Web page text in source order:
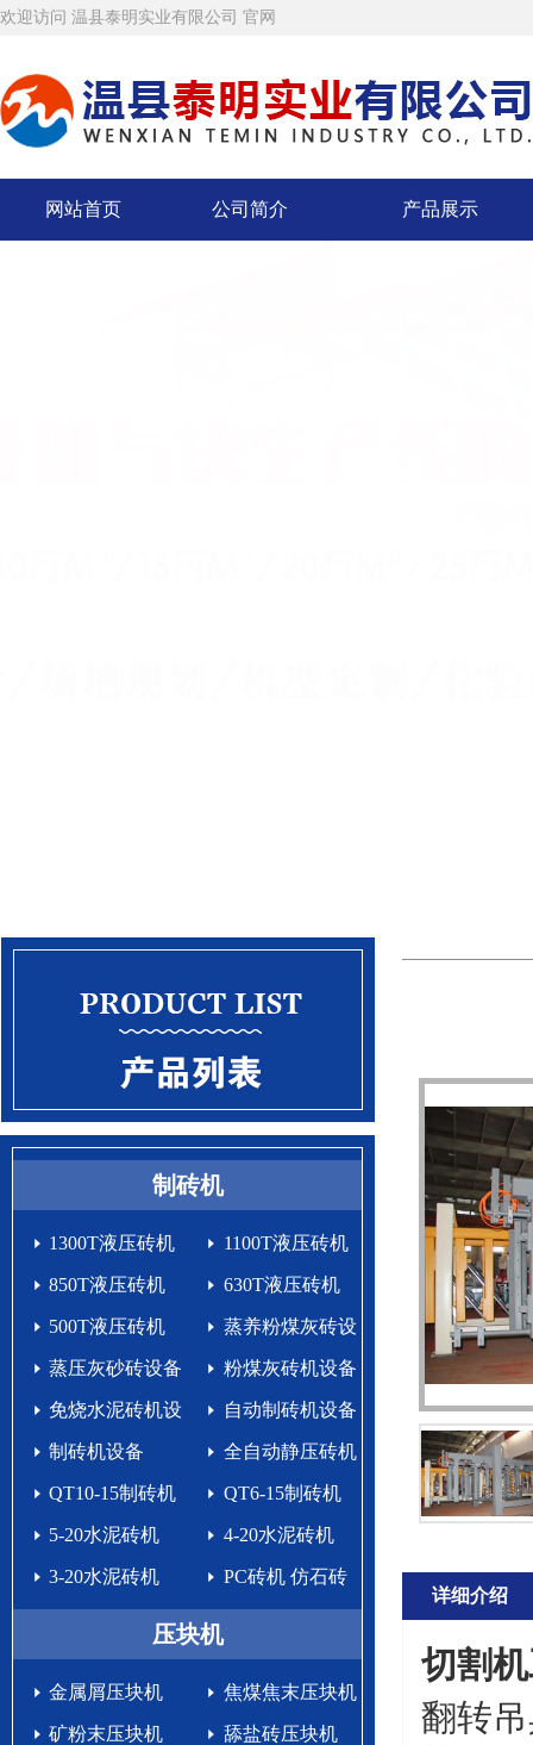
欢迎访问 温县泰明实业有限公司 官网
网站首页 公司简介 产品展示
制砖机
1300T液压砖机 1100T液压砖机
850T液压砖机 630T液压砖机
500T液压砖机 蒸养粉煤灰砖设
蒸压灰砂砖设备 粉煤灰砖机设备
免烧水泥砖机设
备生产线
自动制砖机设备
生产线
制砖机设备 全自动静压砖机
QT10-15制砖机 QT6-15制砖机
5-20水泥砖机 4-20水泥砖机
3-20水泥砖机 PC砖机 仿石砖
生产设备
压块机
金属屑压块机 焦煤焦末压块机
矿粉末压块机 舔盐砖压块机
详细介绍
切割
翻转